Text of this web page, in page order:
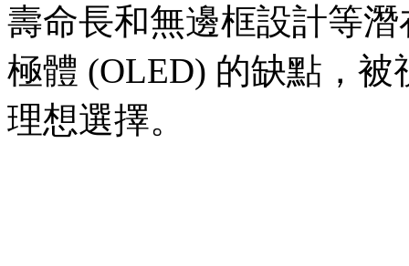
壽命長和無邊框設計等
極體 (OLED) 的缺點，
理想選擇。